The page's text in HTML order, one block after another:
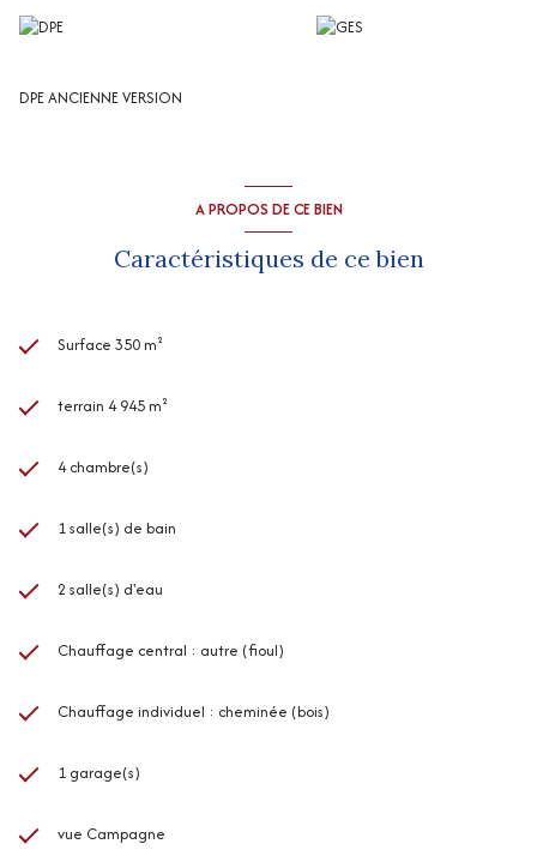
DPE ANCIENNE VERSION
A PROPOS DE CE BIEN
Caractéristiques de ce bien
Surface 350 m²
terrain 4 945 m²
4 chambre(s)
1 salle(s) de bain
2 salle(s) d'eau
Chauffage central : autre (fioul)
Chauffage individuel : cheminée (bois)
1 garage(s)
vue Campagne